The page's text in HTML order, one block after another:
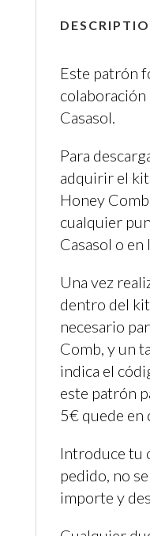
Este patrón
Casasol.
Para
adquirir el
Honey
cualquier
Casasol o en
Una vez
dentro del
necesario
Comb, y un
indica el
este patrón
5€ quede en
Introduce tu
pedido, no
importe y